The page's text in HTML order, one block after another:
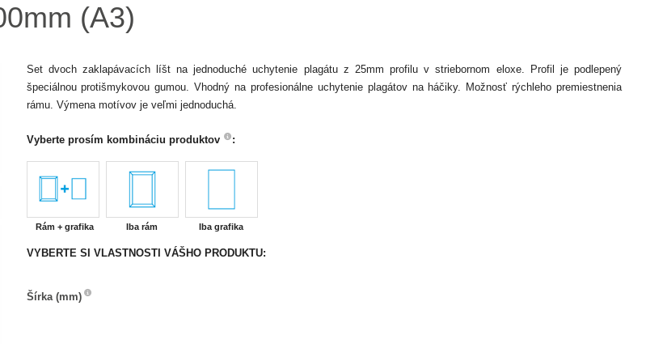
(A3)
Set dvoch zaklapávacích líšt na jednoduché uchytenie plagátu z 25mm profilu v striebornom eloxe. Profil je podlepený
špeciálnou protišmykovou gumou. Vhodný na profesionálne uchytenie plagátov na háčiky. Možnosť rýchleho premiestnenia
rámu. Výmena motívov je veľmi jednoduchá.
Vyberte prosím kombináciu produktov :
Rám + grafika Iba rám Iba grafika
VYBERTE SI VLASTNOSTI VÁŠHO PRODUKTU:
Šírka (mm)